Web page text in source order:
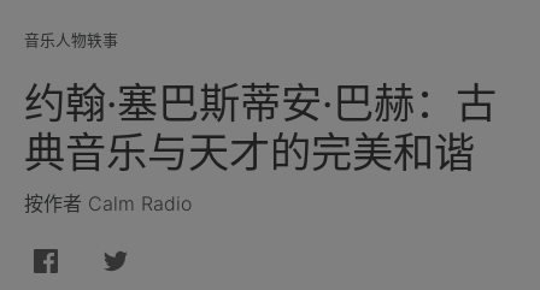
音乐人物轶事
约翰·塞巴斯蒂安·巴赫：古
典音乐与天才的完美和谐
按作者 Calm Radio